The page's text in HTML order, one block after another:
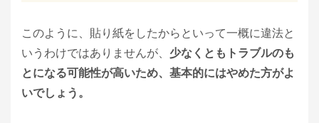
このように、貼り紙をしたからといって一概に違法と
いうわけではありませんが、 少なくともトラブルのも
とになる可能性が高いため、基本的にはやめた方がよ
いでしょう。